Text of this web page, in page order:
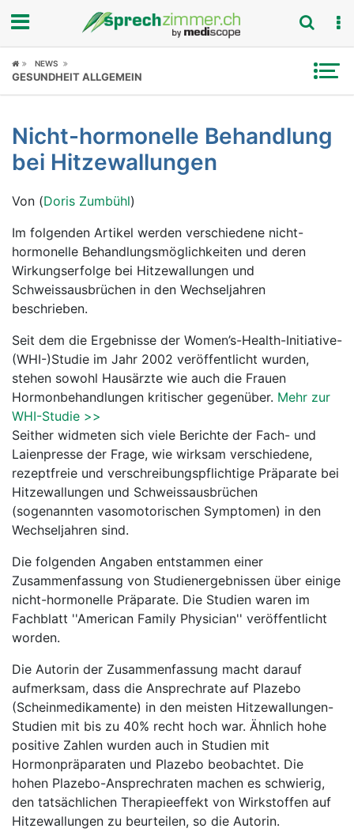
Fokus
Symptome
Ratgeber
Rubriken
NEWS
GESUNDHEIT ALLGEMEIN
Nicht-hormonelle Behandlung
bei Hitzewallungen
Von (Doris Zumbühl)
Im folgenden Artikel werden verschiedene nicht-
hormonelle Behandlungsmöglichkeiten und deren
Wirkungserfolge bei Hitzewallungen und
Schweissausbrüchen in den Wechseljahren
beschrieben.
Seit dem die Ergebnisse der Women’s-Health-Initiative-
(WHI-)Studie im Jahr 2002 veröffentlicht wurden,
stehen sowohl Hausärzte wie auch die Frauen
Hormonbehandlungen kritischer gegenüber. Mehr zur
WHI-Studie >>
Seither widmeten sich viele Berichte der Fach- und
Laienpresse der Frage, wie wirksam verschiedene,
rezeptfreie und verschreibungspflichtige Präparate bei
Hitzewallungen und Schweissausbrüchen
(sogenannten vasomotorischen Symptomen) in den
Wechseljahren sind.
Die folgenden Angaben entstammen einer
Zusammenfassung von Studienergebnissen über einige
nicht-hormonelle Präparate. Die Studien waren im
Fachblatt ''American Family Physician'' veröffentlicht
worden.
Die Autorin der Zusammenfassung macht darauf
aufmerksam, dass die Ansprechrate auf Plazebo
(Scheinmedikamente) in den meisten Hitzewallungen-
Studien mit bis zu 40% recht hoch war. Ähnlich hohe
positive Zahlen wurden auch in Studien mit
Hormonpräparaten und Plazebo beobachtet. Die
hohen Plazebo-Ansprechraten machen es schwierig,
den tatsächlichen Therapieeffekt von Wirkstoffen auf
Hitzewallungen zu beurteilen, so die Autorin.